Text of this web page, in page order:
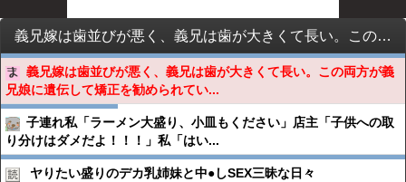
義兄嫁は歯並びが悪く、義兄は歯が大きくて長い。この両方が義兄娘に遺伝して矯正を勧められているそうだが・・・
義兄嫁は歯並びが悪く、義兄は歯が大きくて長い。この両方が義
兄娘に遺伝して矯正を勧められてい...
子連れ私「ラーメン大盛り、小皿もください」店主「子供への取
り分けはダメだよ！！！」私「はい...
ヤりたい盛りのデカ乳姉妹と中●︎しSEX三昧な日々